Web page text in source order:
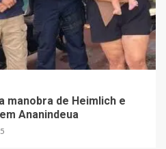
manobra de Heimlich e
Ananindeua